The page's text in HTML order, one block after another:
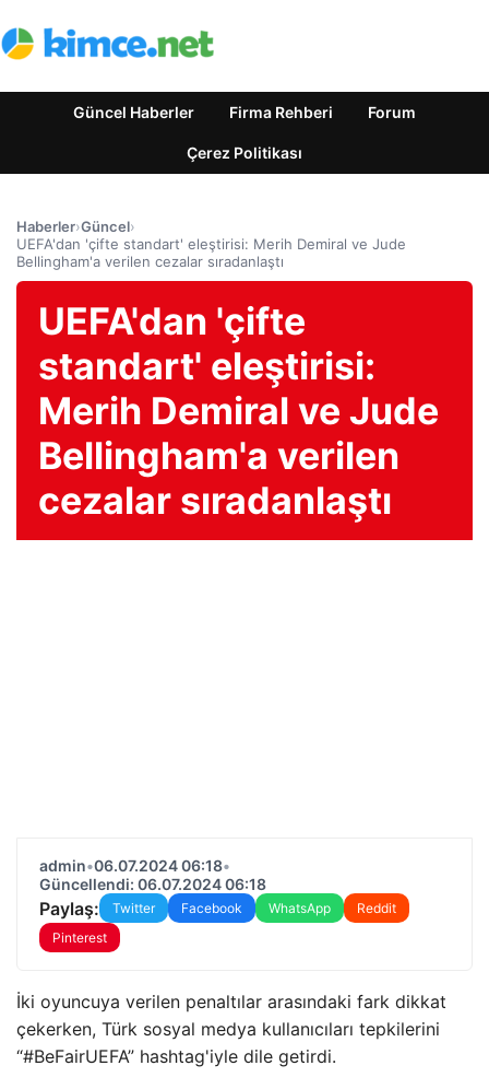
Güncel Haberler Firma Rehberi Forum
Çerez Politikası
Haberler›Güncel›
UEFA'dan 'çifte standart' eleştirisi: Merih Demiral ve Jude
Bellingham'a verilen cezalar sıradanlaştı
UEFA'dan 'çifte
standart' eleştirisi:
Merih Demiral ve Jude
Bellingham'a verilen
cezalar sıradanlaştı
admin•06.07.2024 06:18•
Güncellendi: 06.07.2024 06:18
Paylaş: Twitter Facebook WhatsApp
Reddit
Pinterest
İki oyuncuya verilen penaltılar arasındaki fark dikkat
çekerken, Türk sosyal medya kullanıcıları tepkilerini
“#BeFairUEFA” hashtag'iyle dile getirdi.